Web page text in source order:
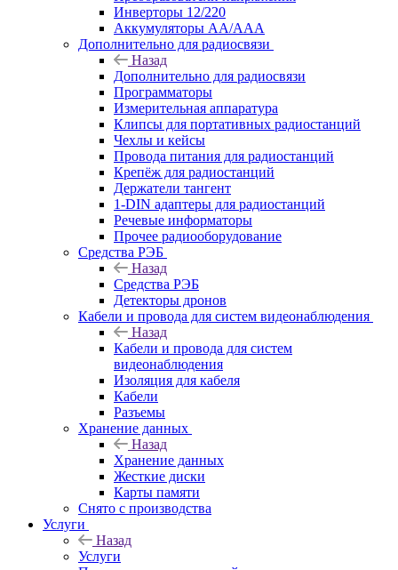
Инверторы 12/220
Аккумуляторы АА/ААА
Дополнительно для радиосвязи
Назад
Дополнительно для радиосвязи
Программаторы
Измерительная аппаратура
Клипсы для портативных радиостанций
Чехлы и кейсы
Провода питания для радиостанций
Крепёж для радиостанций
Держатели тангент
1-DIN адаптеры для радиостанций
Речевые информаторы
Прочее радиооборудование
Средства РЭБ
Назад
Средства РЭБ
Детекторы дронов
Кабели и провода для систем видеонаблюдения
Назад
Кабели и провода для систем
видеонаблюдения
Изоляция для кабеля
Кабели
Разъемы
Хранение данных
Назад
Хранение данных
Жесткие диски
Карты памяти
Снято с производства
Услуги
Назад
Услуги